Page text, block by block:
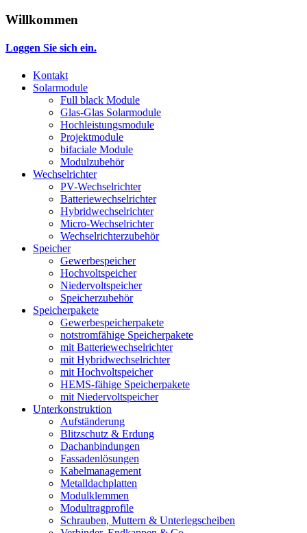
Willkommen
Loggen Sie sich ein.
Kontakt
Solarmodule
Full black Module
Glas-Glas Solarmodule
Hochleistungsmodule
Projektmodule
bifaciale Module
Modulzubehör
Wechselrichter
PV-Wechselrichter
Batteriewechselrichter
Hybridwechselrichter
Micro-Wechselrichter
Wechselrichterzubehör
Speicher
Gewerbespeicher
Hochvoltspeicher
Niedervoltspeicher
Speicherzubehör
Speicherpakete
Gewerbespeicherpakete
notstromfähige Speicherpakete
mit Batteriewechselrichter
mit Hybridwechselrichter
mit Hochvoltspeicher
HEMS-fähige Speicherpakete
mit Niedervoltspeicher
Unterkonstruktion
Aufständerung
Blitzschutz & Erdung
Dachanbindungen
Fassadenlösungen
Kabelmanagement
Metalldachplatten
Modulklemmen
Modultragprofile
Schrauben, Muttern & Unterlegscheiben